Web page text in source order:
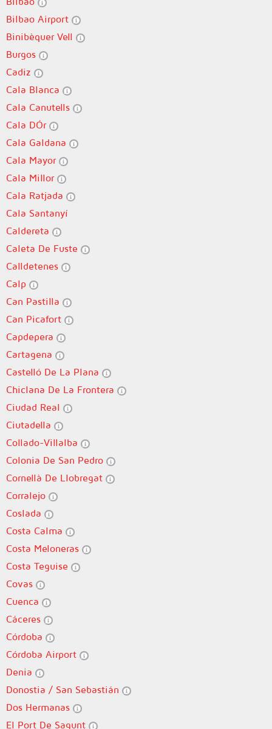
Bilbao Airport
Binibèquer Vell
Burgos
Cadiz
Cala Blanca
Cala Canutells
Cala DÓr
Cala Galdana
Cala Mayor
Cala Millor
Cala Ratjada
Cala Santanyí
Caldereta
Caleta De Fuste
Calldetenes
Calp
Can Pastilla
Can Picafort
Capdepera
Cartagena
Castelló De La Plana
Chiclana De La Frontera
Ciudad Real
Ciutadella
Collado-Villalba
Colonia De San Pedro
Cornellà De Llobregat
Corralejo
Coslada
Costa Calma
Costa Meloneras
Costa Teguise
Covas
Cuenca
Cáceres
Córdoba
Córdoba Airport
Denia
Donostia / San Sebastián
Dos Hermanas
El Port De Sagunt